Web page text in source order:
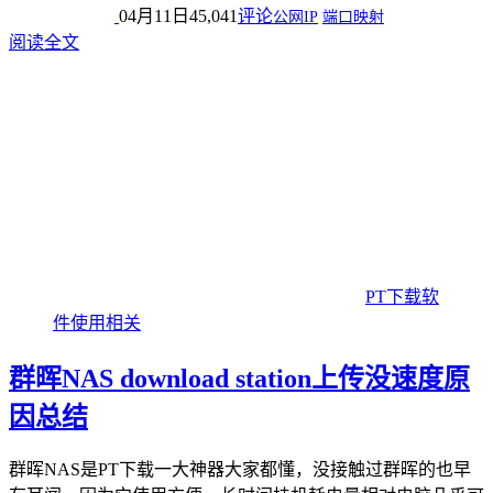
04月11日 45,041评论公网IP 端口映射
阅读全文
PT下载软
件使用相关
群晖NAS download station上传没速度原
因总结
群晖NAS是PT下载一大神器大家都懂，没接触过群晖的也早